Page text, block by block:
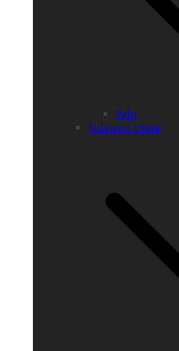
Palu
Sulawesi Utara